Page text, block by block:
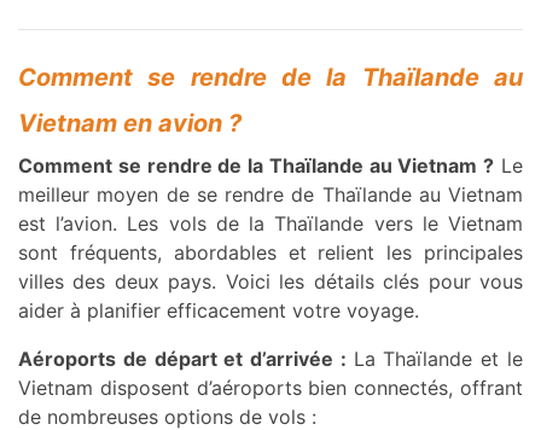
Comment se rendre de la Thaïlande au
Vietnam en avion ?
Comment se rendre de la Thaïlande au Vietnam ? Le
meilleur moyen de se rendre de Thaïlande au Vietnam
est l’avion. Les vols de la Thaïlande vers le Vietnam
sont fréquents, abordables et relient les principales
villes des deux pays. Voici les détails clés pour vous
aider à planifier efficacement votre voyage.
Aéroports de départ et d’arrivée : La Thaïlande et le
Vietnam disposent d’aéroports bien connectés, offrant
de nombreuses options de vols :